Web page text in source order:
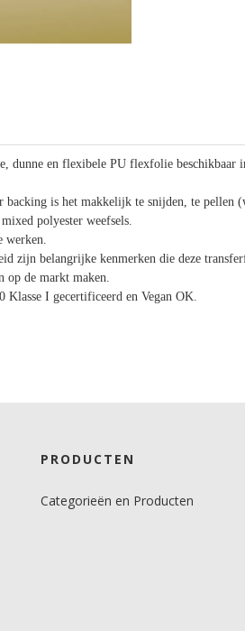
dunne en flexibele PU flexfolie beschikbaar
backing is het makkelijk te snijden, te pellen
polyester weefsels.
werken.
zijn belangrijke kenmerken die deze
op de markt maken.
I gecertificeerd en Vegan OK.
PRODUCTEN
Categorieën en Producten